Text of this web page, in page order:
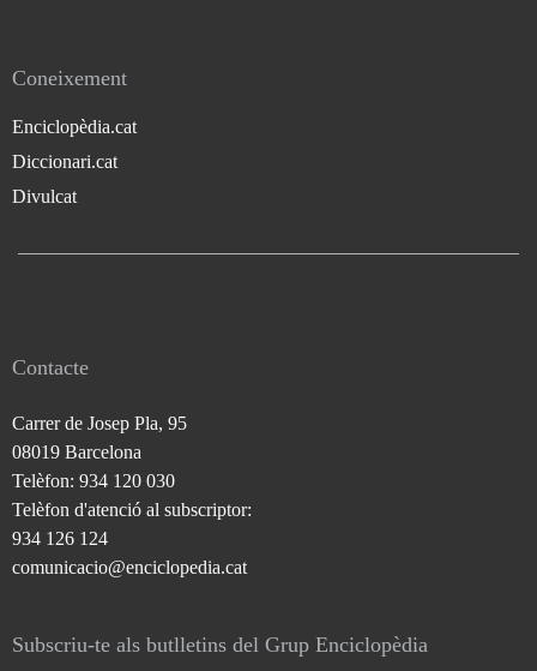
Coneixement
Enciclopèdia.cat
Diccionari.cat
Divulcat
Contacte
Carrer de Josep Pla, 95
08019 Barcelona
Telèfon: 934 120 030
Telèfon d'atenció al subscriptor:
934 126 124
comunicacio@enciclopedia.cat
Subscriu-te als butlletins del Grup Enciclopèdia